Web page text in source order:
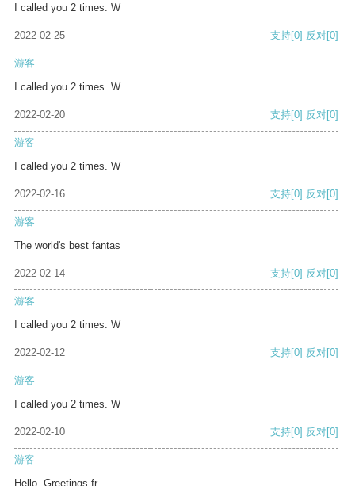
I called you 2 times. W
2022-02-25 支持[0] 反对[0]
游客
I called you 2 times. W
2022-02-20 支持[0] 反对[0]
游客
I called you 2 times. W
2022-02-16 支持[0] 反对[0]
游客
The world's best fantas
2022-02-14 支持[0] 反对[0]
游客
I called you 2 times. W
2022-02-12 支持[0] 反对[0]
游客
I called you 2 times. W
2022-02-10 支持[0] 反对[0]
游客
Hello, Greetings fr